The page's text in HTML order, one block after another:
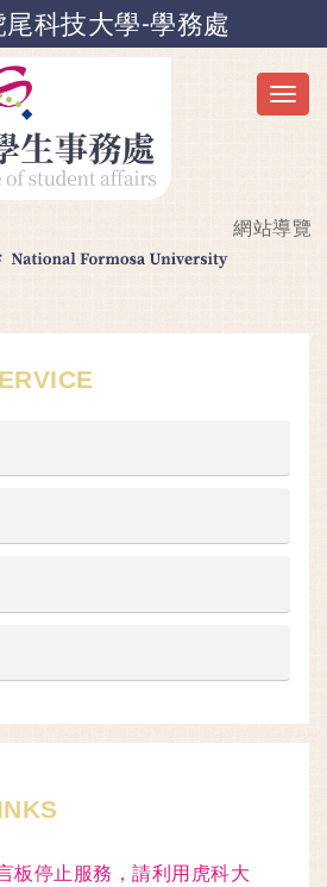
尾科技大學-學務處
網站導覽
板停止服務，請利用虎科大